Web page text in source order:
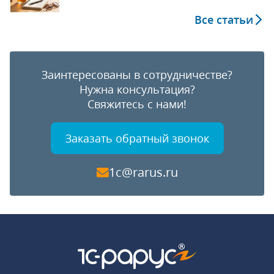
Все статьи
Заинтересованы в сотрудничестве?
Нужна консультация?
Свяжитесь с нами!
Заказать обратный звонок
1c@rarus.ru